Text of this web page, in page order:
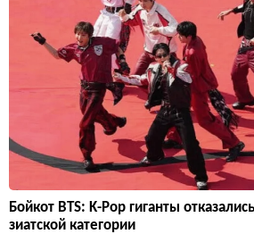
Бойкот BTS: K-Pop гиганты
зиатской категории